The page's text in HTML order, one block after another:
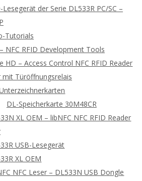
Lesegerät der Serie DL533R PC/SC –
Tutorials
NFC RFID Development Tools
HD – Access Control NFC RFID Reader
mit Türöffnungsrelais
DL-Speicherkarte 30M48CR
XL OEM – libNFC NFC RFID Reader
USB-Lesegerät
XL OEM
NFC Leser – DL533N USB Dongle